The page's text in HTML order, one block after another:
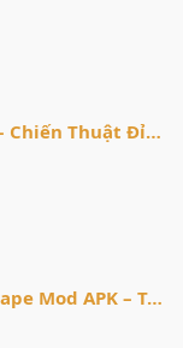
Dice vs Monsters MOD APK – Chiến Thuật Đỉnh Cao Cho Người Yêu Game!
Tải FarmVille 2: Country Escape Mod APK – Trải Nghiệm Nông Trại Hấp Dẫn